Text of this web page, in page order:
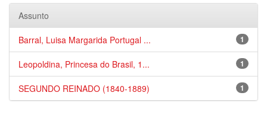
Assunto
1
Barral, Luisa Margarida Portugal ...
1
Leopoldina, Princesa do Brasil, 1...
1
SEGUNDO REINADO (1840-1889)